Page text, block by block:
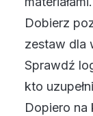
Dobierz
zestaw dla
Sprawdź
kto
Dopiero na